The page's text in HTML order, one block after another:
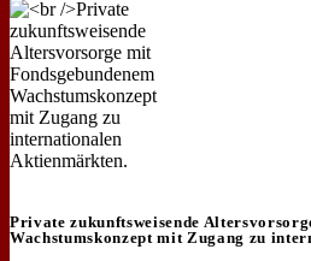
Private zukunftsweisende
Wachstumskonzept mit Zugang zu